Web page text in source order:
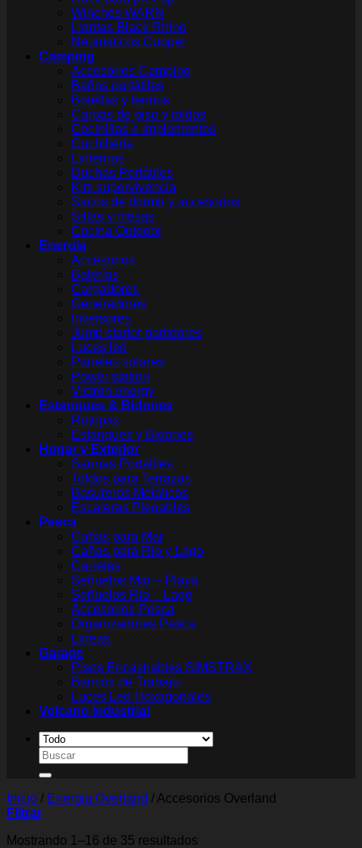
Winches WARN
Llantas Black Rhino
Neumaticos Cooper
Camping
Accesorios Camping
Baños portátiles
Botellas y termos
Carpas de piso y toldos
Cocinillas e implementos
Cuchillería
Linternas
Duchas Portátiles
Kits supervivencia
Sacos de dormir y accesorios
Sillas y mesas
Cocina Outdoor
Energía
Accesorios
Baterías
Cargadores
Generadores
Inversores
Jump starter partidores
Luces led
Paneles solares
Power station
Victron energy
Estanques & Bidones
Rotopax
Estanques y Bidones
Hogar y Exterior
Saunas Portátiles
Toldos para Terrazas
Basureros Metalicos
Escaleras Plegables
Pesca
Cañas para Mar
Cañas para Rio y Lago
Carretes
Señuelos Mar – Playa
Señuelos Rio – Lago
Accesorios Pesca
Organizadores Pesca
Lineas
Garage
Pisos Encastrables SIMSTRAX
Bancos de Trabajo
Luces Led Hexagonales
Volcano Industrial
Buscar
por:
Inicio / Energia Overland / Accesorios Overland
Filtrar
Mostrando 1–16 de 35 resultados